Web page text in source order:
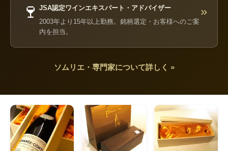
🍷 JSA認定ワインエキスパート・アドバイザー
2003年より15年以上勤務。銘柄選定・お客様へのご案
内を担当。
»
ソムリエ・専門家について詳しく »